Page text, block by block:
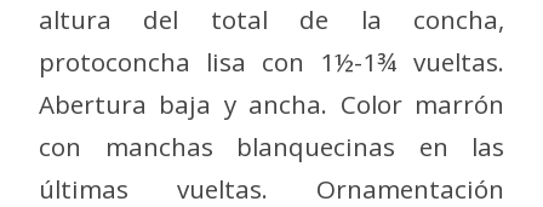
altura del total de la concha,
protoconcha lisa con 1½-1¾ vueltas.
Abertura baja y ancha. Color marrón
con manchas blanquecinas en las
últimas vueltas. Ornamentación